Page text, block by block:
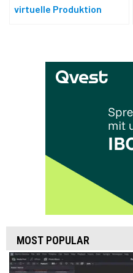
virtuelle Produktion
MOST POPULAR